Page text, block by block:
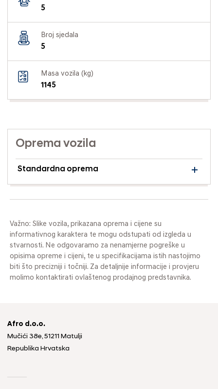
5
Broj sjedala
5
Masa vozila (kg)
1145
Oprema vozila
Standardna oprema
Važno: Slike vozila, prikazana oprema i cijene su
informativnog karaktera te mogu odstupati od izgleda u
stvarnosti. Ne odgovaramo za nenamjerne pogreške u
opisima opreme i cijeni, te u specifikacijama istih nastojimo
biti što precizniji i točniji. Za detaljnije informacije i provjeru
molimo kontaktirati ovlaštenog prodajnog predstavnika.
Afro d.o.o.
Mučići 38e, 51211 Matulji
Republika Hrvatska